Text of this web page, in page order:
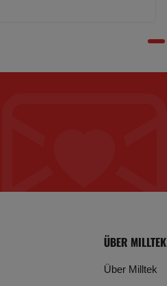
ÜBER MILLTEK
Über Milltek